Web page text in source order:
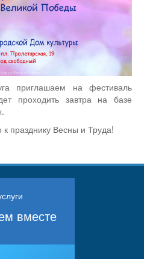
приглашаем на фестиваль
проходить завтра на базе
празднику Весны и Труда!
вместе